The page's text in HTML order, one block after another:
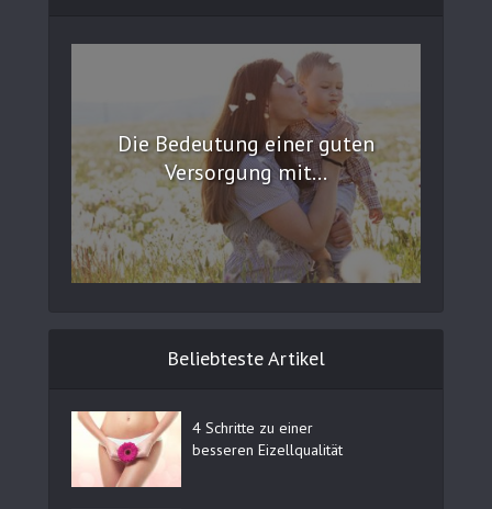
Die Bedeutung einer guten
Versorgung mit...
Beliebteste Artikel
4 Schritte zu einer
besseren Eizellqualität